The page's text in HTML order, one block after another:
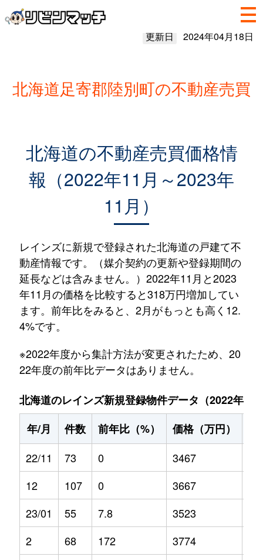
更新日 2024年04月18日
北海道足寄郡陸別町の不動産売買
北海道の不動産売買価格情
報（2022年11月～2023年
11月）
レインズに新規で登録された北海道の戸建て不
動産情報です。（媒介契約の更新や登録期間の
延長などは含みません。）2022年11月と2023
年11月の価格を比較すると318万円増加してい
ます。前年比をみると、2月がもっとも高く12.
4%です。
※2022年度から集計方法が変更されたため、20
22年度の前年比データはありません。
北海道のレインズ新規登録物件データ（2022年11
年/月
件数 前年比（%） 価格（万円）
22/11
73 0 3467
12
107 0 3667
23/01
55 7.8 3523
2
68 172 3774